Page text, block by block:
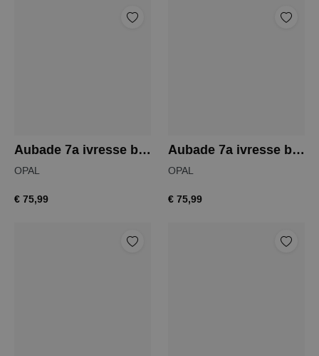
Aubade 7a ivresse baroque slip
OPAL
€ 75,99
Aubade 7a ivresse baroque hipster
OPAL
€ 75,99